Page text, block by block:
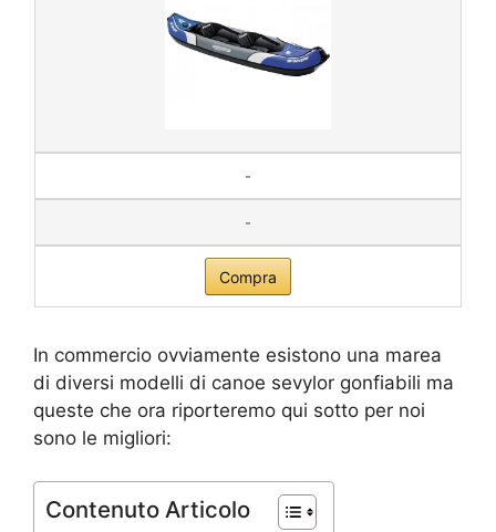
-
-
Compra
In commercio ovviamente esistono una marea
di diversi modelli di canoe sevylor gonfiabili ma
queste che ora riporteremo qui sotto per noi
sono le migliori:
Contenuto Articolo